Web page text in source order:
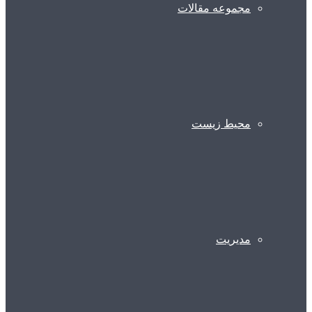
مجموعه مقالات
محیط زیست
مدیریت